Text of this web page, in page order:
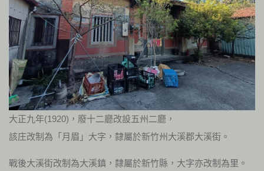
大正九年(1920)，廢十二廳改設五州二廳，
該庄改制為「月眉」大字，隸屬於新竹州大溪郡大溪街。
戰後大溪街改制為大溪鎮，隸屬於新竹縣，大字亦改制為里。